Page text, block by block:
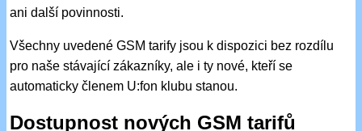
ani další povinnosti.
Všechny uvedené GSM tarify jsou k dispozici bez rozdílu
pro naše stávající zákazníky, ale i ty nové, kteří se
automaticky členem U:fon klubu stanou.
Dostupnost nových GSM tarifů